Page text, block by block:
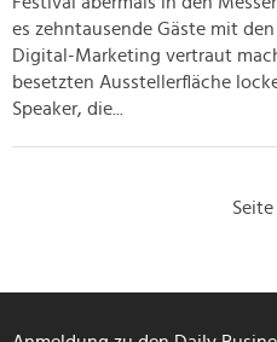
es zehntausende Gäste mit
Digital-Marketing vertraut
besetzten Ausstellerfläche
Speaker, die...
Seite